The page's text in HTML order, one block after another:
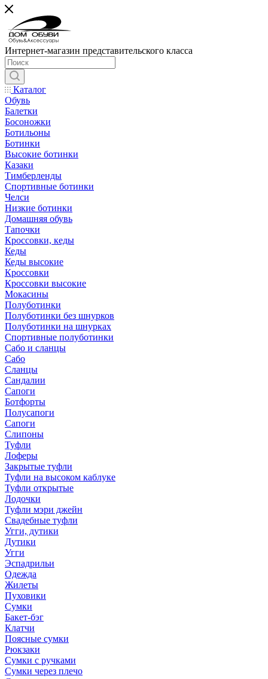
Интернет-магазин представительского класса
Каталог
Обувь
Балетки
Босоножки
Ботильоны
Ботинки
Высокие ботинки
Казаки
Тимберленды
Спортивные ботинки
Челси
Низкие ботинки
Домашняя обувь
Тапочки
Кроссовки, кеды
Кеды
Кеды высокие
Кроссовки
Кроссовки высокие
Мокасины
Полуботинки
Полуботинки без шнурков
Полуботинки на шнурках
Спортивные полуботинки
Сабо и сланцы
Сабо
Сланцы
Сандалии
Сапоги
Ботфорты
Полусапоги
Сапоги
Слипоны
Туфли
Лоферы
Закрытые туфли
Туфли на высоком каблуке
Туфли открытые
Лодочки
Туфли мэри джейн
Свадебные туфли
Угги, дутики
Дутики
Угги
Эспадрильи
Одежда
Жилеты
Пуховики
Сумки
Бакет-бэг
Клатчи
Поясные сумки
Рюкзаки
Сумки с ручками
Сумки через плечо